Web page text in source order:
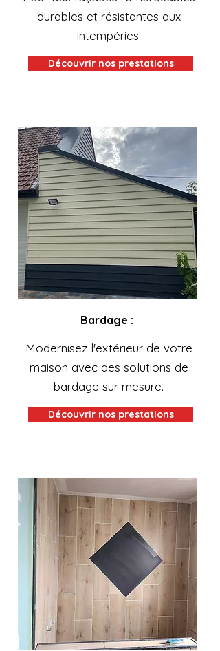
durables et résistantes aux
intempéries.
Découvrir nos prestations
Bardage :
Modernisez l'extérieur de votre
maison avec des solutions de
bardage sur mesure.
Découvrir nos prestations